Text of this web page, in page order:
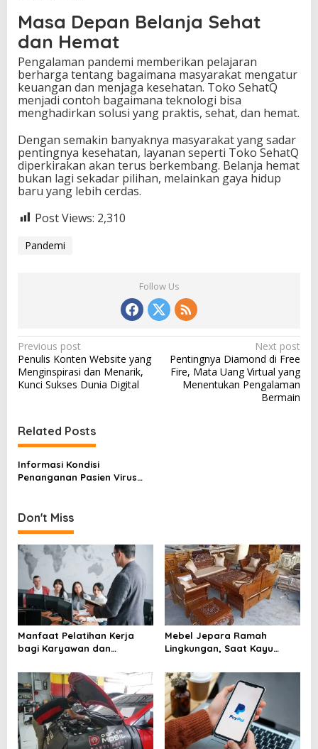
Masa Depan Belanja Sehat
dan Hemat
Pengalaman pandemi memberikan pelajaran
berharga tentang bagaimana masyarakat mengatur
keuangan dan menjaga kesehatan. Toko SehatQ
menjadi contoh bagaimana teknologi bisa
menghadirkan solusi yang praktis, sehat, dan hemat.
Dengan semakin banyaknya masyarakat yang sadar
pentingnya kesehatan, layanan seperti Toko SehatQ
diperkirakan akan terus berkembang. Belanja hemat
bukan lagi sekadar pilihan, melainkan gaya hidup
baru yang lebih cerdas.
Post Views: 2,310
Pandemi
Follow Us
P
o
s
n
a
v
i
g
a
t
o
n
Previous post
Penulis Konten Website yang
Menginspirasi dan Menarik,
Kunci Sukses Dunia Digital
Next post
Pentingnya Diamond di Free
Fire, Mata Uang Virtual yang
Menentukan Pengalaman
Bermain
Related Posts
Informasi Kondisi
Penanganan Pasien Virus
Don't Miss
Manfaat Pelatihan Kerja
bagi Karyawan dan
Diremehkan
Mebel Jepara Ramah
Lingkungan, Saat Kayu
Wajah Industri Furnitur